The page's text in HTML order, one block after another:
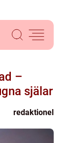
–
själar
redaktionel